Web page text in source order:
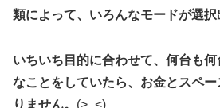
類によって、いろんなモードが選
いちいち目的に合わせて、何台も
なことをしていたら、お金とスペ
りません。 (>_<)